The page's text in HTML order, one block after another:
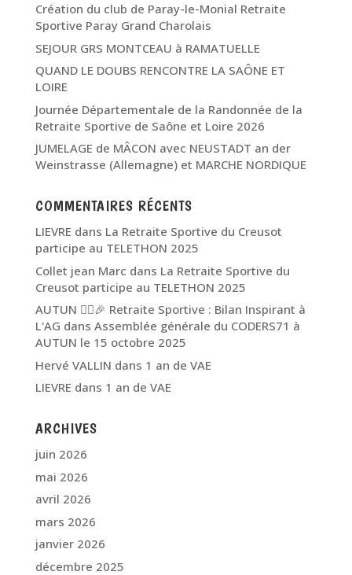
Création du club de Paray-le-Monial Retraite
Sportive Paray Grand Charolais
SEJOUR GRS MONTCEAU à RAMATUELLE
QUAND LE DOUBS RENCONTRE LA SAÔNE ET
LOIRE
Journée Départementale de la Randonnée de la
Retraite Sportive de Saône et Loire 2026
JUMELAGE de MÂCON avec NEUSTADT an der
Weinstrasse (Allemagne) et MARCHE NORDIQUE
COMMENTAIRES RÉCENTS
LIEVRE dans La Retraite Sportive du Creusot
participe au TELETHON 2025
Collet jean Marc dans La Retraite Sportive du
Creusot participe au TELETHON 2025
AUTUN 🏃‍♂️🎉 Retraite Sportive : Bilan Inspirant à
L'AG dans Assemblée générale du CODERS71 à
AUTUN le 15 octobre 2025
Hervé VALLIN dans 1 an de VAE
LIEVRE dans 1 an de VAE
ARCHIVES
juin 2026
mai 2026
avril 2026
mars 2026
janvier 2026
décembre 2025